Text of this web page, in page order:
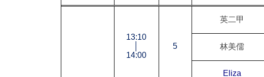
13:10
14:00
5
英二甲
林美儒
Eliza